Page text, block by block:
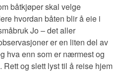
båtkjøper skal velge
hvordan båten blir å eie i
Jo – det aller
er en liten del av
hva enn som er nærmest og
og slett lyst til å reise hjem